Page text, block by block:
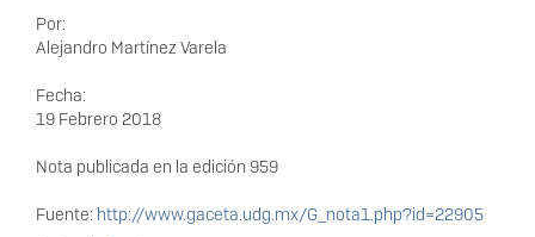
Por:
Alejandro Martínez Varela
Fecha:
19 Febrero 2018
Nota publicada en la edición 959
Fuente: http://www.gaceta.udg.mx/G_nota1.php?id=22905